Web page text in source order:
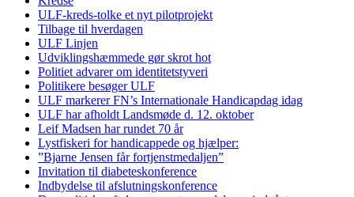
ULF-kreds-tolke et nyt pilotprojekt
Tilbage til hverdagen
ULF Linjen
Udviklingshæmmede gør skrot hot
Politiet advarer om identitetstyveri
Politikere besøger ULF
ULF markerer FN’s Internationale Handicapdag idag
ULF har afholdt Landsmøde d. 12. oktober
Leif Madsen har rundet 70 år
Lystfiskeri for handicappede og hjælper:
”Bjarne Jensen får fortjenstmedaljen”
Invitation til diabeteskonference
Indbydelse til afslutningskonference